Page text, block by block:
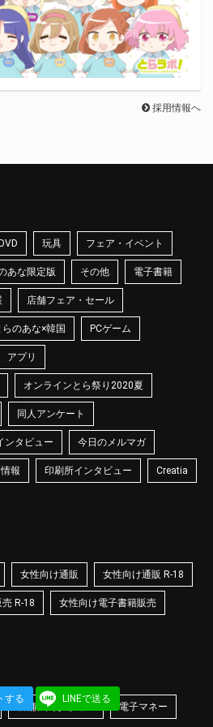
採用情報へ
する LINEで送る
玩具 フェア・イベント
あな限定版 その他 電子書籍
店舗フェア・セール
らのあな×韓国 PCゲーム
アプリ
オンラインとら祭り2020夏
同人アンケート
ンタビュー 今日のメルマガ
報 印刷所インタビュー Creatia
女性向け通販 女性向け通販 R-18
R-18 女性向け電子書籍販売
店舗に関するQ&A 電子マネー